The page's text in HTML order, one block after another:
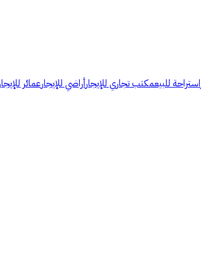
استراحة للبيعمكتب تجاري للإيجارأراضي للإيجارعمائر للإيجار